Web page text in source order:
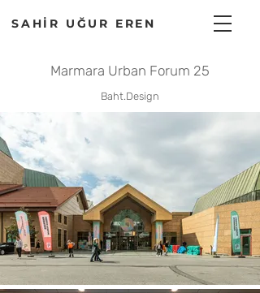
SAHİR UĞUR EREN
Marmara Urban Forum 25
Baht.Design